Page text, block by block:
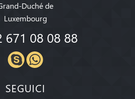
Duché de
Luxembourg
671 08 08 88
SEGUICI